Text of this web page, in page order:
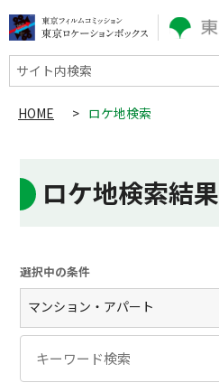
サイト内検索
HOME > ロケ地検索
ロケ地検索結果
選択中の条件
マンション・アパート